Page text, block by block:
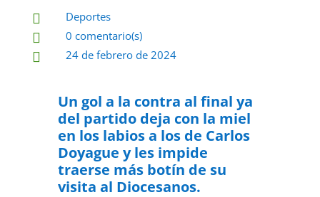
 Deportes
 0 comentario(s)
 24 de febrero de 2024
Un gol a la contra al final ya
del partido deja con la miel
en los labios a los de Carlos
Doyague y les impide
traerse más botín de su
visita al Diocesanos.